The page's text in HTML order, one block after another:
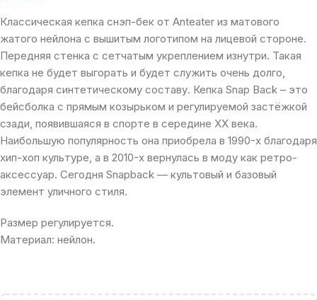
Классическая кепка снэп-бек от Anteater из матового
жатого нейлона с вышитым логотипом на лицевой стороне.
Передняя стенка с сетчатым укреплением изнутри. Такая
кепка не будет выгорать и будет служить очень долго,
благодаря синтетическому составу. Кепка Snap Back – это
бейсболка с прямым козырьком и регулируемой застёжкой
сзади, появившаяся в спорте в середине XX века.
Наибольшую популярность она приобрела в 1990-х благодаря
хип-хоп культуре, а в 2010-х вернулась в моду как ретро-
аксессуар. Сегодня Snapback — культовый и базовый
элемент уличного стиля.
Размер регулируется.
Материал: нейлон.